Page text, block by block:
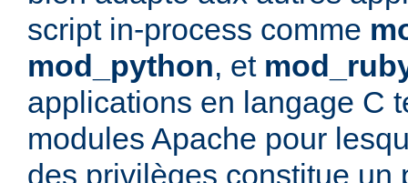
script in-process comme
mod_python, et
applications en langage C
modules Apache pour
des privilèges constitue un